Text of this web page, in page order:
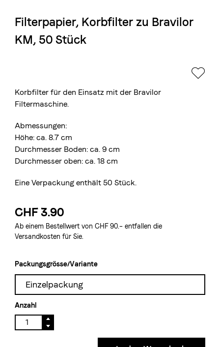
Die Berner Rösterei
Blasercafé
© 2026 Blasercafé AG
Filterpapier, Korbfilter zu Bravilor
KM, 50 Stück
Korbfilter für den Einsatz mit der Bravilor
Filtermaschine.
Abmessungen:
Höhe: ca. 8.7 cm
Durchmesser Boden: ca. 9 cm
Durchmesser oben: ca. 18 cm
Eine Verpackung enthält 50 Stück.
CHF 3.90
Ab einem Bestellwert von CHF 90.– entfallen die
Versandkosten für Sie.
Packungsgrösse/Variante
Einzelpackung
Anzahl